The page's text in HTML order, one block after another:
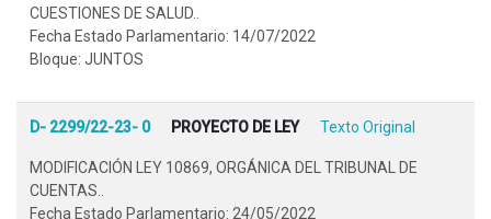
CUESTIONES DE SALUD..
Fecha Estado Parlamentario: 14/07/2022
Bloque: JUNTOS
D- 2299/22-23- 0 PROYECTO DE LEY Texto Original
MODIFICACIÓN LEY 10869, ORGÁNICA DEL TRIBUNAL DE
CUENTAS..
Fecha Estado Parlamentario: 24/05/2022